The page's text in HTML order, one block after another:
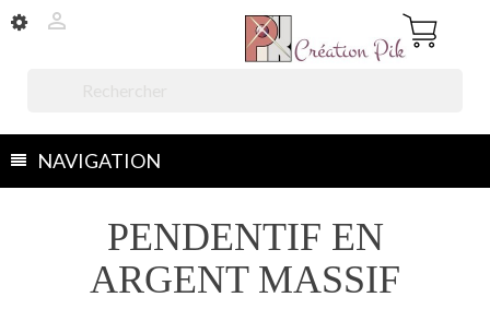


NAVIGATION
PENDENTIF EN
ARGENT MASSIF